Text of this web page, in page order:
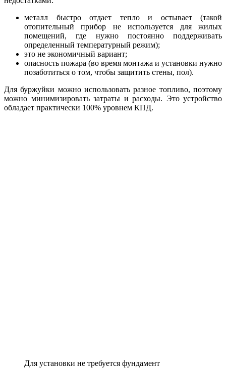
металл быстро отдает тепло и остывает (такой
отопительный прибор не используется для жилых
помещений, где нужно постоянно поддерживать
определенный температурный режим);
это не экономичный вариант;
опасность пожара (во время монтажа и установки нужно
позаботиться о том, чтобы защитить стены, пол).
Для буржуйки можно использовать разное топливо, поэтому
можно минимизировать затраты и расходы. Это устройство
обладает практически 100% уровнем КПД.
Для установки не требуется фундамент